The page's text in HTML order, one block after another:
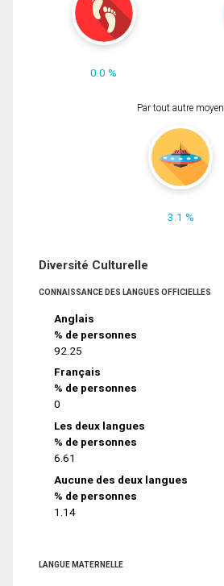
0.0 %
Par tout autre moyen
3.1 %
Diversité Culturelle
CONNAISSANCE DES LANGUES OFFICIELLES
Anglais
% de personnes
92.25
Français
% de personnes
0
Les deux langues
% de personnes
6.61
Aucune des deux langues
% de personnes
1.14
LANGUE MATERNELLE